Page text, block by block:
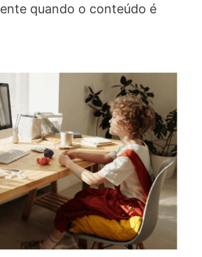
quando o conteúdo é